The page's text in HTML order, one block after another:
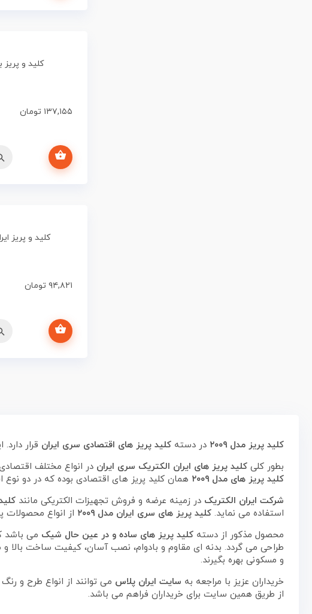
کلید و پریز بژ
۱۳۷,۱۵۵ تومان
کلید و پریز ایران ۲۰۰۹
۹۴,۸۲۱ تومان
کلید پریز مدل ۲۰۰۹ در دسته کلید پریز های اقتصادی سری ایران قرار
بطور کلی کلید پریز های ایران الکتریک سری ایران در انواع مختلف
کلید پریز های مدل ۲۰۰۹
همان کلید پریز های اقتصادی بوده که در دو
شرکت ایران الکتریک در زمینه عرضه و فروش تجهیزات الکتریکی مانند
استفاده می نماید. کلید پریز های سری ایران مدل ۲۰۰۹
از انواع محصولات
محصول مذکور از دسته کلید پریز های ساده و در عین حال شیک می باشد
طراحی می گردد. بدنه ای مقاوم و بادوام، نصب آسان، کیفیت ساخت بالا
و مسکونی بهره بگیرند.
خریداران عزیز با مراجعه به سایت ایران پلاس می توانند از انواع طرح و
از طریق همین سایت برای خریداران فراهم می باشد.